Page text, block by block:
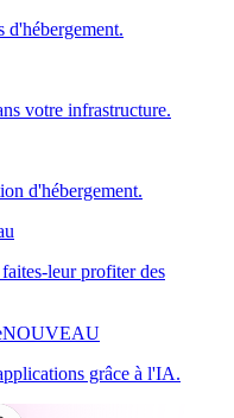
d'hébergement.
votre infrastructure.
d'hébergement.
leur profiter des
NOUVEAU
grâce à l'IA.